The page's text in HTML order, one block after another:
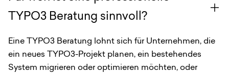
TYPO3 Beratung sinnvoll?
Eine TYPO3 Beratung lohnt sich für Unternehmen, die
ein neues TYPO3-Projekt planen, ein bestehendes
System migrieren oder optimieren möchten, oder